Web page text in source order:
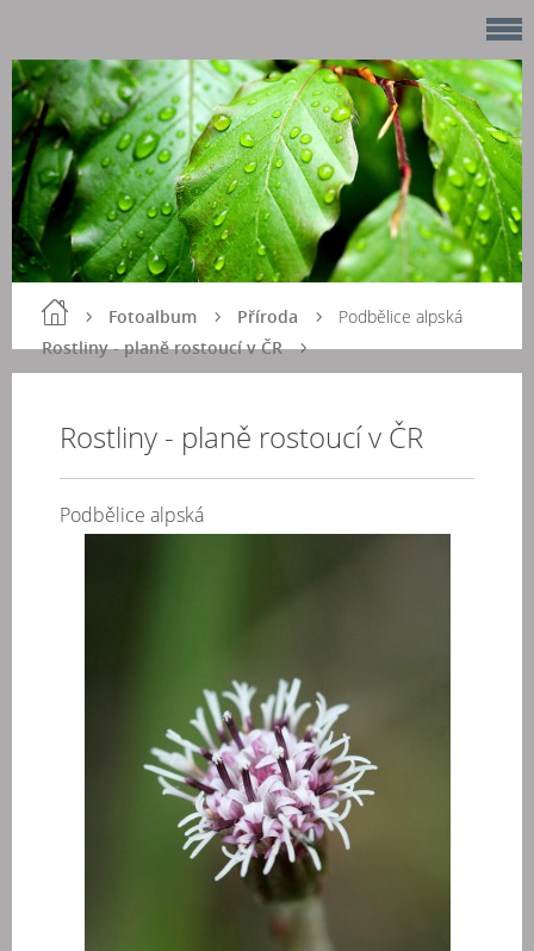
Fotoalbum
Příroda
Rostliny - planě rostoucí v ČR
Podbělice alpská
Rostliny - planě rostoucí v ČR
Podbělice alpská